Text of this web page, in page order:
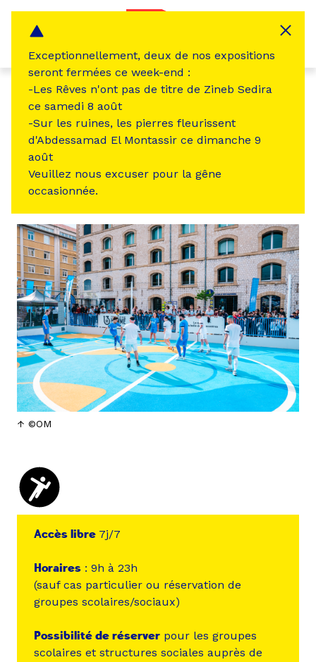
←Revenir à la liste des lieux
LIEU DE LA FRICHE
Playground
©OM
Accès libre 7j/7
Horaires : 9h à 23h
(sauf cas particulier ou réservation de
groupes scolaires/sociaux)
Possibilité de réserver pour les groupes
scolaires et structures sociales auprès de
Exceptionnellement, deux de nos expositions
seront fermées ce week-end :
-Les Rêves n'ont pas de titre de Zineb Sedira
ce samedi 8 août
-Sur les ruines, les pierres fleurissent
d'Abdessamad El Montassir ce dimanche 9
août
Veuillez nous excuser pour la gêne
occasionnée.
Panneau de gestion des cookies